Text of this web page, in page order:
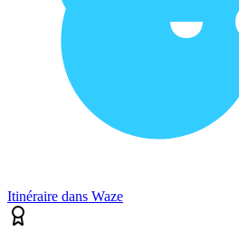
Itinéraire dans Waze